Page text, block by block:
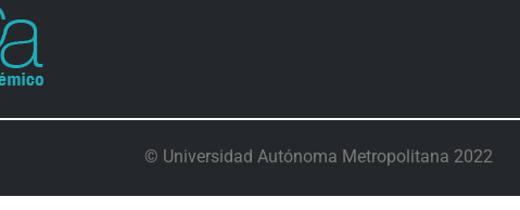
© Universidad Autónoma Metropolitana 2022